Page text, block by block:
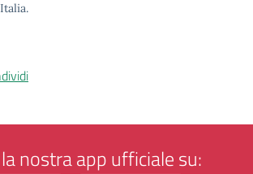
nostra app ufficiale su: